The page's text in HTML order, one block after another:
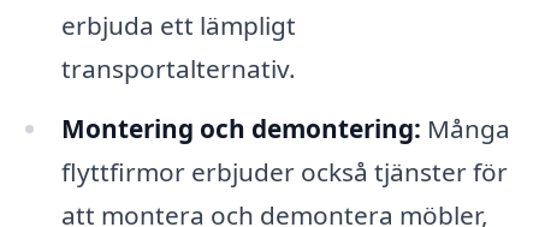
erbjuda ett lämpligt
transportalternativ.
Montering och demontering: Många
flyttfirmor erbjuder också tjänster för
att montera och demontera möbler,